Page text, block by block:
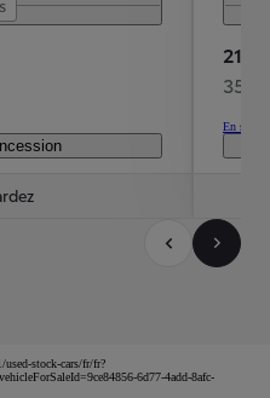
21
359
En
stock-cars/fr/fr?
6d77-4add-8afc-